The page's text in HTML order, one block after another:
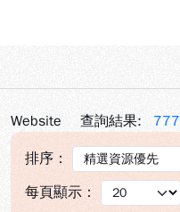
Website 查詢結果: 777
排序：
每頁顯示：